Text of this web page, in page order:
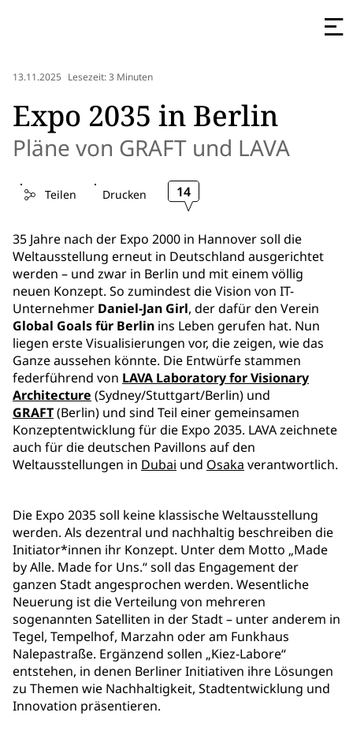
13.11.2025 Lesezeit: 3 Minuten
Expo 2035 in Berlin
Pläne von GRAFT und LAVA
Teilen Drucken 14
35 Jahre nach der Expo 2000 in Hannover soll die
Weltausstellung erneut in Deutschland ausgerichtet
werden – und zwar in Berlin und mit einem völlig
neuen Konzept. So zumindest die Vision von IT-
Unternehmer Daniel-Jan Girl, der dafür den Verein
Global Goals für Berlin ins Leben gerufen hat. Nun
liegen erste Visualisierungen vor, die zeigen, wie das
Ganze aussehen könnte. Die Entwürfe stammen
federführend von LAVA Laboratory for Visionary
Architecture (Sydney/Stuttgart/Berlin) und
GRAFT(Berlin) und sind Teil einer gemeinsamen
Konzeptentwicklung für die Expo 2035. LAVA zeichnete
auch für die deutschen Pavillons auf den
Weltausstellungen in Dubai und Osaka verantwortlich.
Die Expo 2035 soll keine klassische Weltausstellung
werden. Als dezentral und nachhaltig beschreiben die
Initiator*innen ihr Konzept. Unter dem Motto „Made
by Alle. Made for Uns.“ soll das Engagement der
ganzen Stadt angesprochen werden. Wesentliche
Neuerung ist die Verteilung von mehreren
sogenannten Satelliten in der Stadt – unter anderem in
Tegel, Tempelhof, Marzahn oder am Funkhaus
Nalepastraße. Ergänzend sollen „Kiez-Labore“
entstehen, in denen Berliner Initiativen ihre Lösungen
zu Themen wie Nachhaltigkeit, Stadtentwicklung und
Innovation präsentieren.